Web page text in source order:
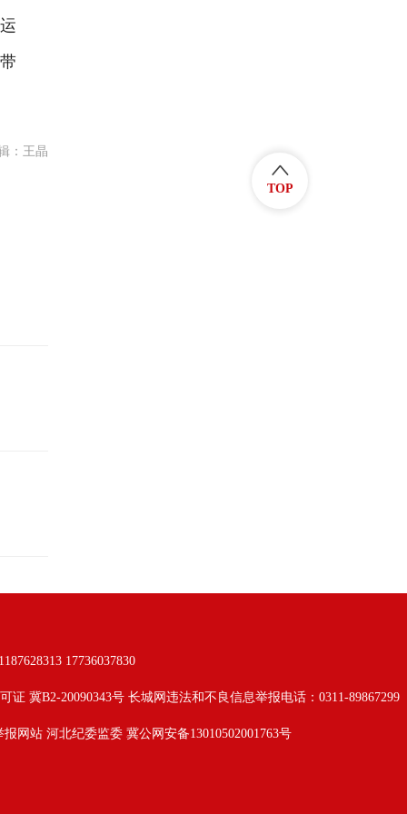
：王晶
17736037830
冀B2-20090343号 长城网违法和不良信息举报电话：0311-89867299
报网站 河北纪委监委 冀公网安备13010502001763号
TOP